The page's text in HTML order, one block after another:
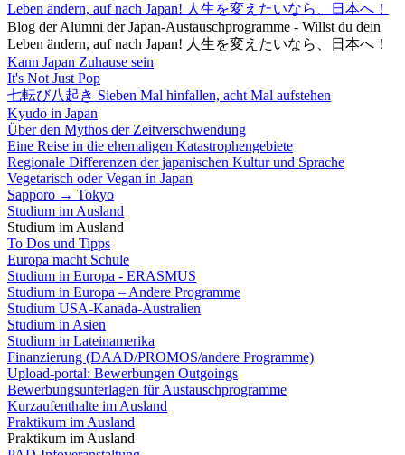
Leben ändern, auf nach Japan! 人生を変えたいなら、日本へ！
Blog der Alumni der Japan-Austauschprogramme - Willst du dein
Leben ändern, auf nach Japan! 人生を変えたいなら、日本へ！
Kann Japan Zuhause sein
It's Not Just Pop
七転び八起き Sieben Mal hinfallen, acht Mal aufstehen
Kyudo in Japan
Über den Mythos der Zeitverschwendung
Eine Reise in die ehemaligen Katastrophengebiete
Regionale Differenzen der japanischen Kultur und Sprache
Vegetarisch oder Vegan in Japan
Sapporo → Tokyo
Studium im Ausland
Studium im Ausland
To Dos und Tipps
Europa macht Schule
Studium in Europa - ERASMUS
Studium in Europa – Andere Programme
Studium USA-Kanada-Australien
Studium in Asien
Studium in Lateinamerika
Finanzierung (DAAD/PROMOS/andere Programme)
Upload-portal: Bewerbungen Outgoings
Bewerbungsunterlagen für Austauschprogramme
Kurzaufenthalte im Ausland
Praktikum im Ausland
Praktikum im Ausland